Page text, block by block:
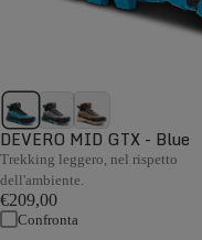
DEVERO MID GTX - Blue
Trekking leggero, nel rispetto
dell'ambiente.
€209,00
Confronta